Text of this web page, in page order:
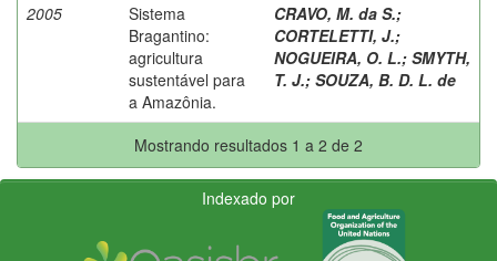
2005
Sistema
Bragantino:
agricultura
sustentável para
a Amazônia.
CRAVO, M. da S.;
CORTELETTI, J.;
NOGUEIRA, O. L.; SMYTH,
T. J.; SOUZA, B. D. L. de
Mostrando resultados 1 a 2 de 2
Indexado por